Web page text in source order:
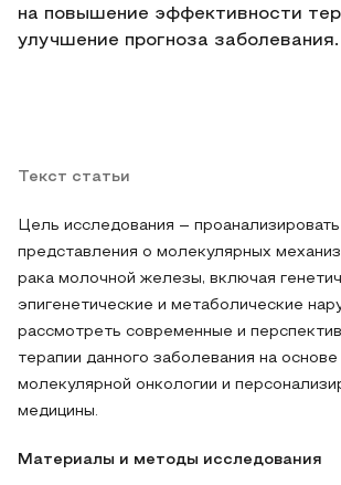
на повышение эффективности
улучшение прогноза заболевания.
Текст статьи
Цель исследования –
представления о молекулярных
рака молочной железы, включая
эпигенетические и метаболические
рассмотреть современные и
терапии данного заболевания на
молекулярной онкологии и
медицины.
Материалы и методы исследования